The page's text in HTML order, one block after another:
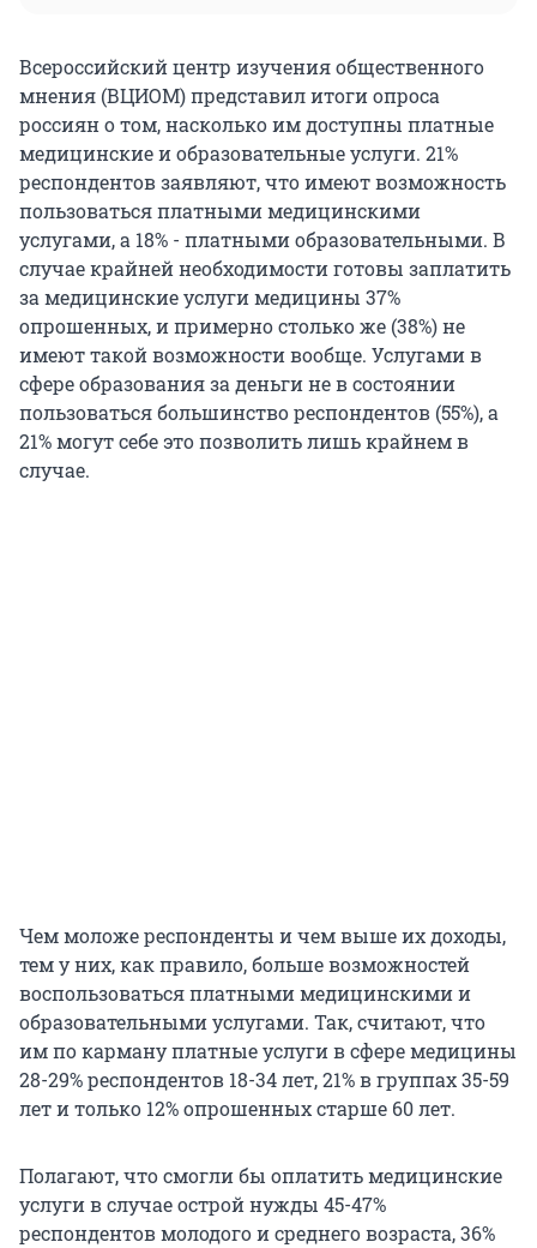
Всероссийский центр изучения общественного
мнения (ВЦИОМ) представил итоги опроса
россиян о том, насколько им доступны платные
медицинские и образовательные услуги. 21%
респондентов заявляют, что имеют возможность
пользоваться платными медицинскими
услугами, а 18% - платными образовательными. В
случае крайней необходимости готовы заплатить
за медицинские услуги медицины 37%
опрошенных, и примерно столько же (38%) не
имеют такой возможности вообще. Услугами в
сфере образования за деньги не в состоянии
пользоваться большинство респондентов (55%), а
21% могут себе это позволить лишь крайнем в
случае.
Чем моложе респонденты и чем выше их доходы,
тем у них, как правило, больше возможностей
воспользоваться платными медицинскими и
образовательными услугами. Так, считают, что
им по карману платные услуги в сфере медицины
28-29% респондентов 18-34 лет, 21% в группах 35-59
лет и только 12% опрошенных старше 60 лет.
Полагают, что смогли бы оплатить медицинские
услуги в случае острой нужды 45-47%
респондентов молодого и среднего возраста, 36%